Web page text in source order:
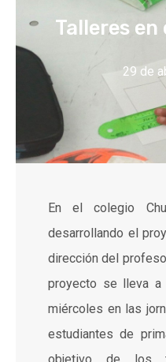
Talleres
29 de
En el colegio
desarrollando el
dirección del
proyecto se lleva
miércoles en las
estudiantes de